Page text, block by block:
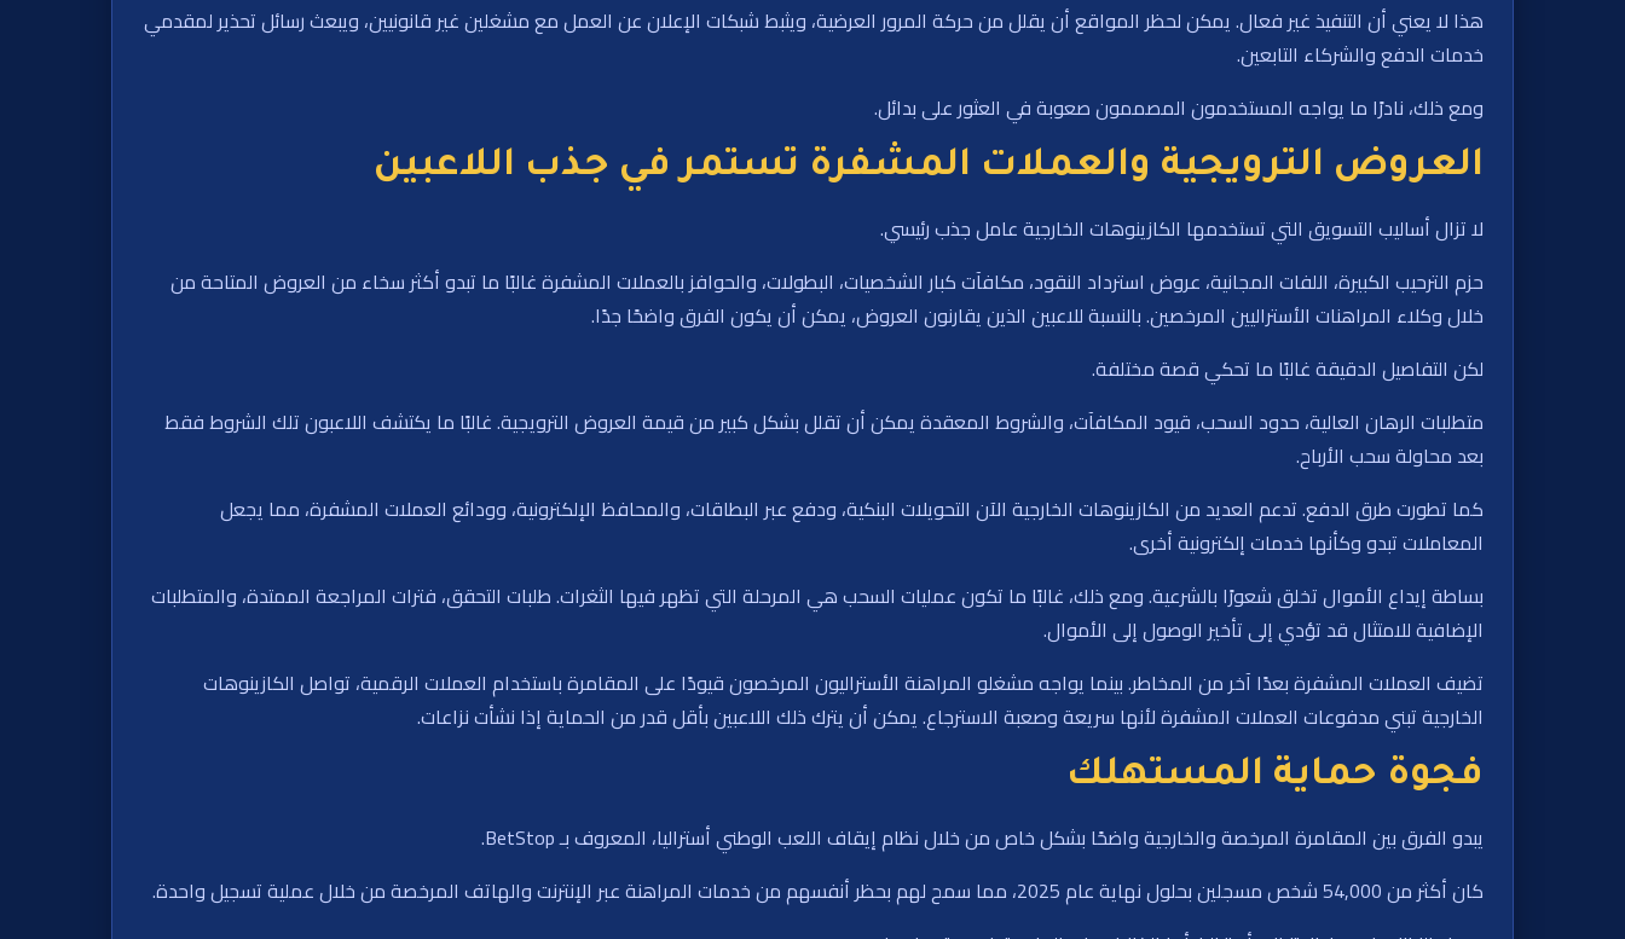
هذا لا يعني أن التنفيذ غير فعال. يمكن لحظر المواقع أن يقلل من حركة المرور العرضية، ويثبط شبكات الإعلان عن العمل مع مشغلين غير قانونيين، ويبعث رسائل تحذير لمقدمي
خدمات الدفع والشركاء التابعين.
ومع ذلك، نادرًا ما يواجه المستخدمون المصممون صعوبة في العثور على بدائل.
العروض الترويجية والعملات المشفرة تستمر في جذب اللاعبين
لا تزال أساليب التسويق التي تستخدمها الكازينوهات الخارجية عامل جذب رئيسي.
حزم الترحيب الكبيرة، اللفات المجانية، عروض استرداد النقود، مكافآت كبار الشخصيات، البطولات، والحوافز بالعملات المشفرة غالبًا ما تبدو أكثر سخاء من العروض المتاحة من
خلال وكلاء المراهنات الأستراليين المرخصين. بالنسبة للاعبين الذين يقارنون العروض، يمكن أن يكون الفرق واضحًا جدًا.
لكن التفاصيل الدقيقة غالبًا ما تحكي قصة مختلفة.
متطلبات الرهان العالية، حدود السحب، قيود المكافآت، والشروط المعقدة يمكن أن تقلل بشكل كبير من قيمة العروض الترويجية. غالبًا ما يكتشف اللاعبون تلك الشروط فقط
بعد محاولة سحب الأرباح.
كما تطورت طرق الدفع. تدعم العديد من الكازينوهات الخارجية الآن التحويلات البنكية، ودفع عبر البطاقات، والمحافظ الإلكترونية، وودائع العملات المشفرة، مما يجعل
المعاملات تبدو وكأنها خدمات إلكترونية أخرى.
بساطة إيداع الأموال تخلق شعورًا بالشرعية. ومع ذلك، غالبًا ما تكون عمليات السحب هي المرحلة التي تظهر فيها الثغرات. طلبات التحقق، فترات المراجعة الممتدة، والمتطلبات
الإضافية للامتثال قد تؤدي إلى تأخير الوصول إلى الأموال.
تضيف العملات المشفرة بعدًا آخر من المخاطر. بينما يواجه مشغلو المراهنة الأستراليون المرخصون قيودًا على المقامرة باستخدام العملات الرقمية، تواصل الكازينوهات
الخارجية تبني مدفوعات العملات المشفرة لأنها سريعة وصعبة الاسترجاع. يمكن أن يترك ذلك اللاعبين بأقل قدر من الحماية إذا نشأت نزاعات.
فجوة حماية المستهلك
يبدو الفرق بين المقامرة المرخصة والخارجية واضحًا بشكل خاص من خلال نظام إيقاف اللعب الوطني أستراليا، المعروف بـ BetStop.
كان أكثر من 54,000 شخص مسجلين بحلول نهاية عام 2025، مما سمح لهم بحظر أنفسهم من خدمات المراهنة عبر الإنترنت والهاتف المرخصة من خلال عملية تسجيل واحدة.